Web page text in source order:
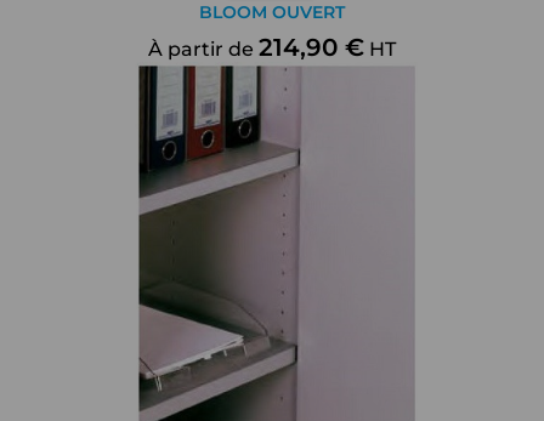
BLOOM OUVERT
À partir de 214,90 € HT